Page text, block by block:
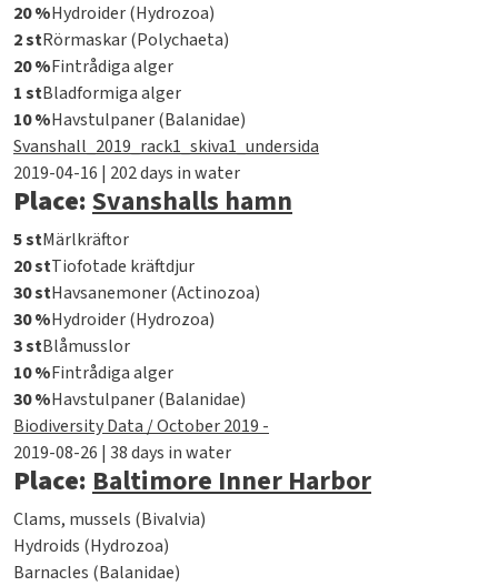
20 %Hydroider (Hydrozoa)
2 stRörmaskar (Polychaeta)
20 %Fintrådiga alger
1 stBladformiga alger
10 %Havstulpaner (Balanidae)
Svanshall_2019_rack1_skiva1_undersida
2019-04-16 | 202 days in water
Place:Svanshalls hamn
5 stMärlkräftor
20 stTiofotade kräftdjur
30 stHavsanemoner (Actinozoa)
30 %Hydroider (Hydrozoa)
3 stBlåmusslor
10 %Fintrådiga alger
30 %Havstulpaner (Balanidae)
Biodiversity Data / October 2019 -
2019-08-26 | 38 days in water
Place:Baltimore Inner Harbor
Clams, mussels (Bivalvia)
Hydroids (Hydrozoa)
Barnacles (Balanidae)